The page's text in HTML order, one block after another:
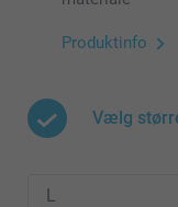
Produktinfo
Vælg